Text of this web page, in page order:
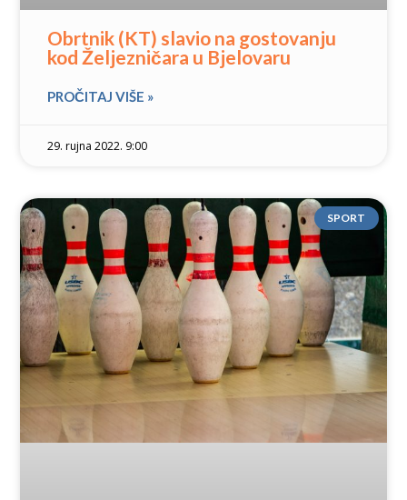
Obrtnik (KT) slavio na gostovanju
kod Željezničara u Bjelovaru
PROČITAJ VIŠE »
29. rujna 2022. 9:00
SPORT